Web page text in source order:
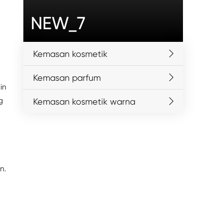
NEW_7
Kemasan kosmetik
Kemasan parfum
Kemasan kosmetik warna